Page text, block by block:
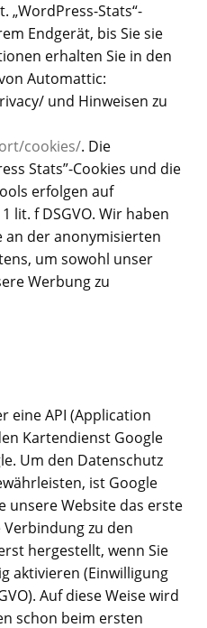
„WordPress-Stats“-
Endgerät, bis Sie sie
erhalten Sie in den
Automattic:
und Hinweisen zu
cookies/. Die
Stats”-Cookies und die
erfolgen auf
lit. f DSGVO. Wir haben
an der anonymisierten
um sowohl unser
Werbung zu
eine API (Application
Kartendienst Google
Um den Datenschutz
ist Google
unsere Website das erste
zu den
hergestellt, wenn Sie
aktivieren (Einwilligung
Auf diese Weise wird
schon beim ersten